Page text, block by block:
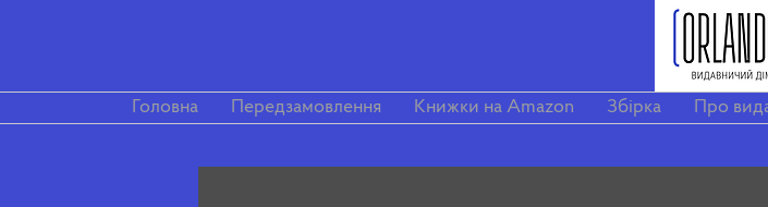
Головна Передзамовлення Книжки на Amazon Збірка Про